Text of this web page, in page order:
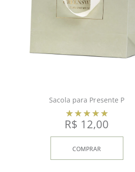
Sacola para Presente P
R$ 12,00
COMPRAR